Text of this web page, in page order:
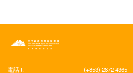
電話 t. | (+853) 2872 4365